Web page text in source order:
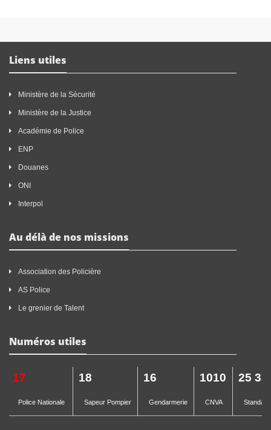
Liens utiles
Ministère de la Sécurité
Ministère de la Justice
Académie de Police
ENP
Douanes
ONI
Interpol
Au délà de nos missions
Association des Policière
AS Police
Le grenier de Talent
Numéros utiles
17
Police Nationale
18
Sapeur Pompier
16
Gendarmerie
1010
CNVA
25 33